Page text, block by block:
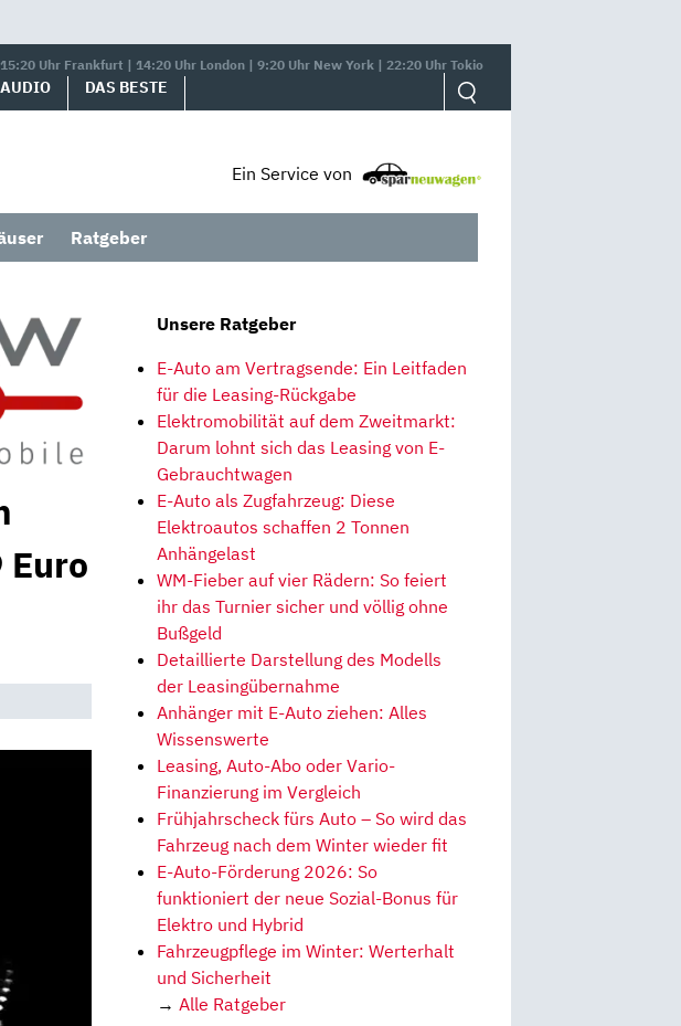
Uhr Frankfurt | 14:20 Uhr London | 9:20 Uhr New York | 22:20 Uhr Tokio
AUDIO DAS BESTE
Ein Service von
Ratgeber
Unsere Ratgeber
E-Auto am Vertragsende: Ein Leitfaden
für die Leasing-Rückgabe
Elektromobilität auf dem Zweitmarkt:
Darum lohnt sich das Leasing von E-
Gebrauchtwagen
E-Auto als Zugfahrzeug: Diese
Elektroautos schaffen 2 Tonnen
Anhängelast
WM-Fieber auf vier Rädern: So feiert
ihr das Turnier sicher und völlig ohne
Bußgeld
Detaillierte Darstellung des Modells
der Leasingübernahme
Anhänger mit E-Auto ziehen: Alles
Wissenswerte
Leasing, Auto-Abo oder Vario-
Finanzierung im Vergleich
Frühjahrscheck fürs Auto – So wird das
Fahrzeug nach dem Winter wieder fit
E-Auto-Förderung 2026: So
funktioniert der neue Sozial-Bonus für
Elektro und Hybrid
Fahrzeugpflege im Winter: Werterhalt
und Sicherheit
→ Alle Ratgeber